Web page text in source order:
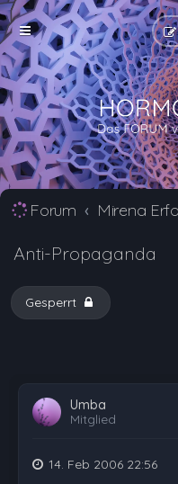
Forum
Anti-Propaganda
Gesperrt
Umba
Mitglied
14. Feb 2006 22:56